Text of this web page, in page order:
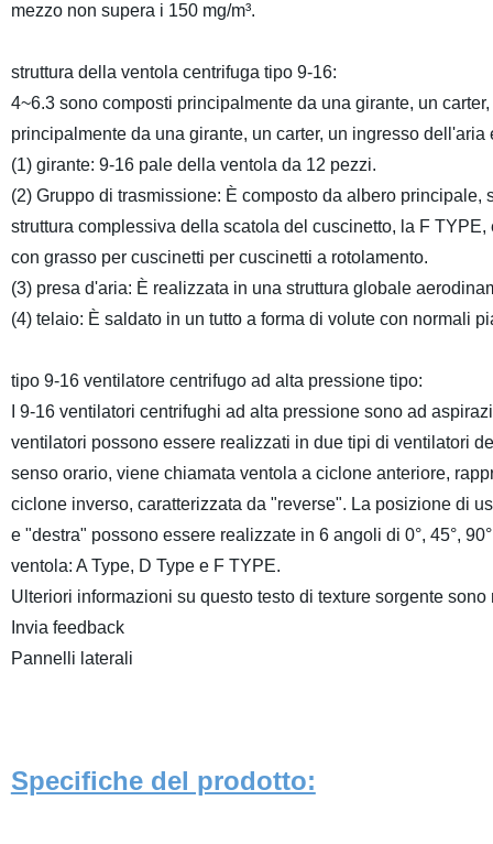
mezzo non supera i 150 mg/m³.
struttura della ventola centrifuga tipo 9-16:
4~6.3 sono composti principalmente da una girante, un
principalmente da una girante, un carter, un ingresso
(1) girante: 9-16 pale della ventola da 12 pezzi.
(2) Gruppo di trasmissione: È composto da albero
struttura complessiva della scatola del cuscinetto, la F
con grasso per cuscinetti per cuscinetti a rotolamento.
(3) presa d'aria: È realizzata in una struttura globale
(4) telaio: È saldato in un tutto a forma di volute con normali
tipo 9-16 ventilatore centrifugo ad alta pressione tipo:
I 9-16 ventilatori centrifughi ad alta pressione sono ad
ventilatori possono essere realizzati in due tipi di ventilatori
senso orario, viene chiamata ventola a ciclone anteriore,
ciclone inverso, caratterizzata da "reverse". La posizione di
e "destra" possono essere realizzate in 6 angoli di 0°, 45°,
ventola: A Type, D Type e F TYPE.
Ulteriori informazioni su questo testo di texture sorgente
Invia feedback
Pannelli laterali
Specifiche del prodotto: